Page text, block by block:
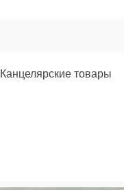
Канцелярские товары